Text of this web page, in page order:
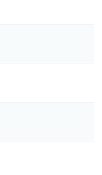
連合大会における気
集および気象学会に
編集後記 裏表紙
年5月の日本の天候
循環と世界の天候(気
開催と講演募集のお
開催と講演募集のお
) 太平洋十年規模振動
季大会の報告 日本気
情報File 日本気象学
年6月号 目次と要旨
女性科学者に明るい
賞候補者の募集のお
「天気」送り状 裏表
「急発達する低気圧の
研究集会」の報告(研
用語解説) 沿岸前線(新
, 分藤大翼・川瀬
年1月, 210頁, 2,800
7136-3(本だな) Cold-
回夏季大学「地球温
気象学会英文レター
事予定 訂正 編集後記